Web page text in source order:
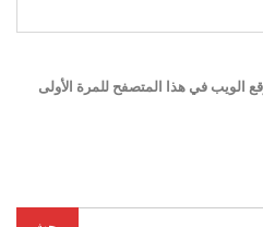
الويب في هذا المتصفح للمرة الأولى